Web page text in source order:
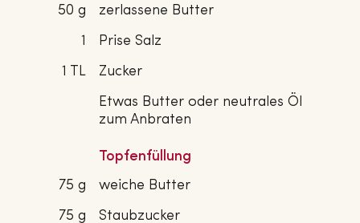
50 g
zerlassene Butter
1
Prise Salz
1 TL
Zucker
Etwas Butter oder neutrales Öl
zum Anbraten
Topfenfüllung
75 g
weiche Butter
75 g
Staubzucker